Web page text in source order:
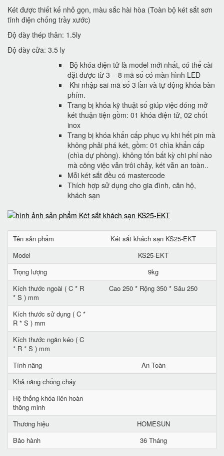
Két được thiết kế nhỏ gọn, màu sắc hài hòa (Toàn bộ két sắt sơn
tĩnh điện chống trầy xước)
Độ dày thép thân: 1.5ly
Độ dày cửa: 3.5 ly
Bộ khóa điện tử là model mới nhất, có thể cài
đặt được từ 3 – 8 mã số có màn hình LED
Khi nhập sai mã số 3 lần và tự động khóa bàn
phím.
Trang bị khóa kỹ thuật số giúp việc đóng mở
két thuận tiện gồm: 01 khóa điện tử, 02 chốt
inox
Trang bị khóa khẩn cấp phục vụ khi hết pin mà
không phải phá két, gồm: 01 chìa khẩn cấp
(chìa dự phòng). không tốn bất kỳ chi phí nào
mà công việc vẫn trôi chảy, két vẫn an toàn..
Mỗi két sắt đều có mastercode
Thích hợp sử dụng cho gia đình, căn hộ,
khách sạn
Tên sản phẩm
Két sắt khách sạn KS25-EKT
Model
KS25-EKT
Trọng lượng
9kg
Kích thước ngoài ( C * R
* S ) mm
Cao 250 * Rộng 350 * Sâu 250
Kích thước sử dụng ( C *
R * S ) mm
Kích thước ngăn kéo ( C
* R * S ) mm
Tính năng
An Toàn
Khả năng chống cháy
Hệ thống khóa liên hoàn
thông minh
Thương hiệu
HOMESUN
Bảo hành
36 Tháng